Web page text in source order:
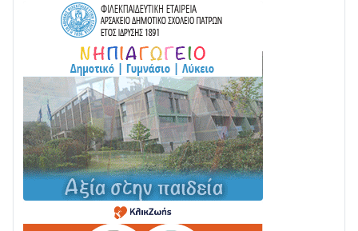
ΤΟ ΠΑΡΤΥ ΣΥΝΕΧΙΖΕΤΑΙ…
Στο σκοτάδι μεγάλο μέρος στο Λυγιά Ναυπάκτου
04/08 • 19:47
Σε τροχιά υλοποίησης η Παράκαμψη του Κέντρου
της Ναυπάκτου
04/08 • 12:08
Σε φουλ ρυθμούς το τμήμα Βόνιτσα – Άγιος Νικόλαος
| Αυτοψία Καββαδά